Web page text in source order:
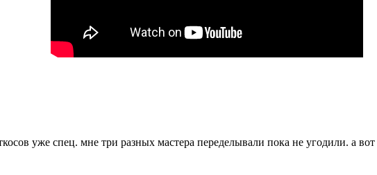
уже спец. мне три разных мастера переделывали пока не угодили. а